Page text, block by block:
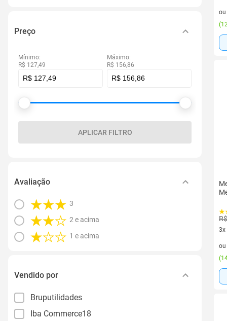
Preço
Mínimo:
R$ 127,49
Máximo:
R$ 156,86
APLICAR FILTRO
Avaliação
3
2 e acima
1 e acima
Vendido por
Bruputilidades
Iba Commerce18
2
ou
(
3x
3
ou
(